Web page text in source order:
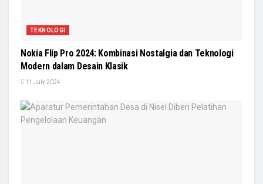
TEKNOLOGI
Nokia Flip Pro 2024: Kombinasi Nostalgia dan Teknologi
Modern dalam Desain Klasik
11 July 2024